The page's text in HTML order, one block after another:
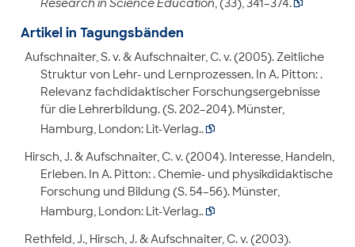
Research in Science Education, (33), 341–374.
Artikel in Tagungsbänden
Aufschnaiter, S. v. & Aufschnaiter, C. v. (2005). Zeitliche
Struktur von Lehr- und Lernprozessen. In A. Pitton: .
Relevanz fachdidaktischer Forschungsergebnisse
für die Lehrerbildung. (S. 202–204). Münster,
Hamburg, London: Lit-Verlag..
Hirsch, J. & Aufschnaiter, C. v. (2004). Interesse, Handeln,
Erleben. In A. Pitton: . Chemie- und physikdidaktische
Forschung und Bildung (S. 54–56). Münster,
Hamburg, London: Lit-Verlag..
Rethfeld, J., Hirsch, J. & Aufschnaiter, C. v. (2003).